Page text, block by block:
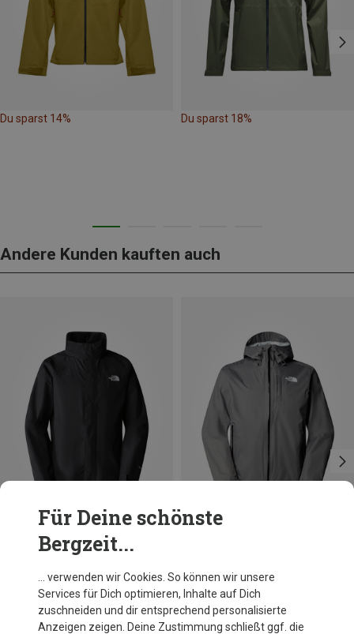
Du sparst 14% Du sparst 18%
Andere Kunden kauften auch
Du sparst 12%
Für Deine schönste
Bergzeit...
… verwenden wir Cookies. So können wir unsere
Services für Dich optimieren, Inhalte auf Dich
zuschneiden und dir entsprechend personalisierte
Anzeigen zeigen. Deine Zustimmung schließt ggf. die